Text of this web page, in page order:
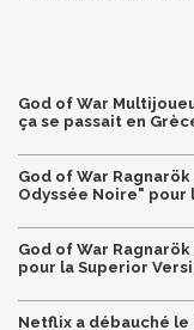
God of War
ça se passait en
God of War
Odyssée Noire" pour
God of War
pour la Superior
Netflix a débauché